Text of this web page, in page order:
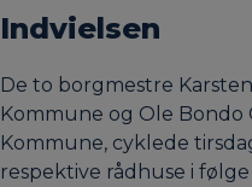
Indvielsen
De to borgmestre
Kommune og Ole Bondo
Kommune, cyklede
respektive rådhuse i